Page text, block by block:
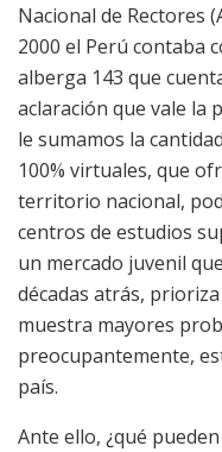
Nacional de Rectores
2000 el Perú contaba
alberga 143 que
aclaración que vale la
le sumamos la
100% virtuales, que
territorio nacional,
centros de estudios
un mercado juvenil
décadas atrás,
muestra mayores
preocupantemente,
país.
Ante ello, ¿qué